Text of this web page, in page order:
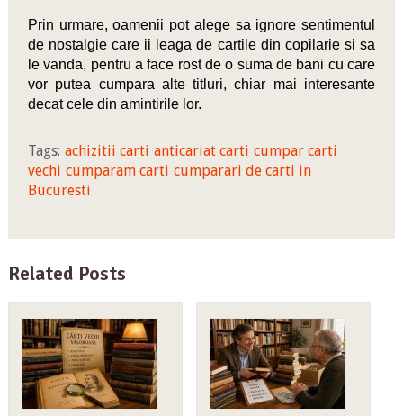
Prin urmare, oamenii pot alege sa ignore sentimentul
de nostalgie care ii leaga de cartile din copilarie si sa
le vanda, pentru a face rost de o suma de bani cu care
vor putea cumpara alte titluri, chiar mai interesante
decat cele din amintirile lor.
Tags: achizitii carti anticariat carti cumpar carti
vechi cumparam carti cumparari de carti in
Bucuresti
Related Posts